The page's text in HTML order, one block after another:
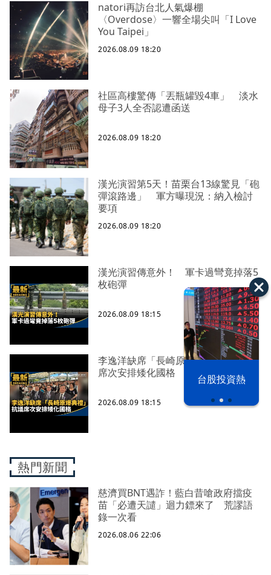
漢光42演習 台股投資熱
natori再訪台北人氣爆棚
〈Overdose〉一響全場尖叫「I Love
You Taipei」
2026.08.09 18:20
社區高樓驚傳「丟瓶罐毀4車」 淡水
母子3人全否認遭函送
2026.08.09 18:20
漢光演習第5天！苗栗台13線驚見「砲
彈滾路邊」 軍方曝現況：納入檢討
要項
2026.08.09 18:20
漢光演習傳意外！ 軍卡過彎竟掉落5
枚砲彈
2026.08.09 18:15
李逸洋缺席「長崎原爆典禮」 抗議
席次安排矮化國格
2026.08.09 18:15
熱門新聞
慈濟買BNT遇詐！藍白昔嗆政府擋疫
苗「必遭天譴」迴力鏢來了 荒謬語
錄一次看
2026.08.06 22:06